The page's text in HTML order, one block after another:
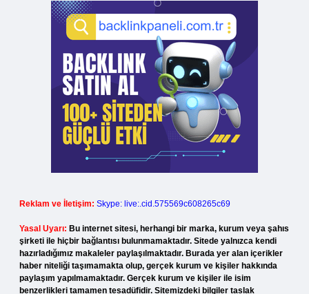
Reklam ve İletişim: Skype: live:.cid.575569c608265c69
Yasal Uyarı: Bu internet sitesi, herhangi bir marka, kurum veya şahıs
şirketi ile hiçbir bağlantısı bulunmamaktadır. Sitede yalnızca kendi
hazırladığımız makaleler paylaşılmaktadır. Burada yer alan içerikler
haber niteliği taşımamakta olup, gerçek kurum ve kişiler hakkında
paylaşım yapılmamaktadır. Gerçek kurum ve kişiler ile isim
benzerlikleri tamamen tesadüfidir. Sitemizdeki bilgiler taslak